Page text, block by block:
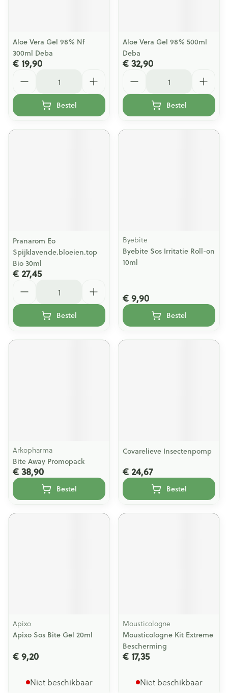
Aloe Vera Gel 98% Nf
300ml Deba
€ 19,90
Bestel
Aloe Vera Gel 98% 500ml
Deba
€ 32,90
Bestel
Pranarom Eo
Spijklavende.bloeien.top
Bio 30ml
€ 27,45
Bestel
Byebite
Byebite Sos Irritatie Roll-on
10ml
€ 9,90
Bestel
Arkopharma
Bite Away Promopack
€ 38,90
Bestel
Covarelieve Insectenpomp
€ 24,67
Bestel
Apixo
Apixo Sos Bite Gel 20ml
€ 9,20
Niet beschikbaar
Mousticologne
Mousticologne Kit Extreme
Bescherming
€ 17,35
Niet beschikbaar